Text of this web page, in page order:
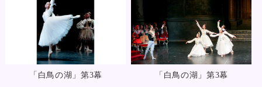
「白鳥の湖」第3幕 「白鳥の湖」第3幕